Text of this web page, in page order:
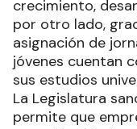
crecimiento,
por otro lado,
asignación de
jóvenes cuentan
sus estudios
La Legislatura
permite que